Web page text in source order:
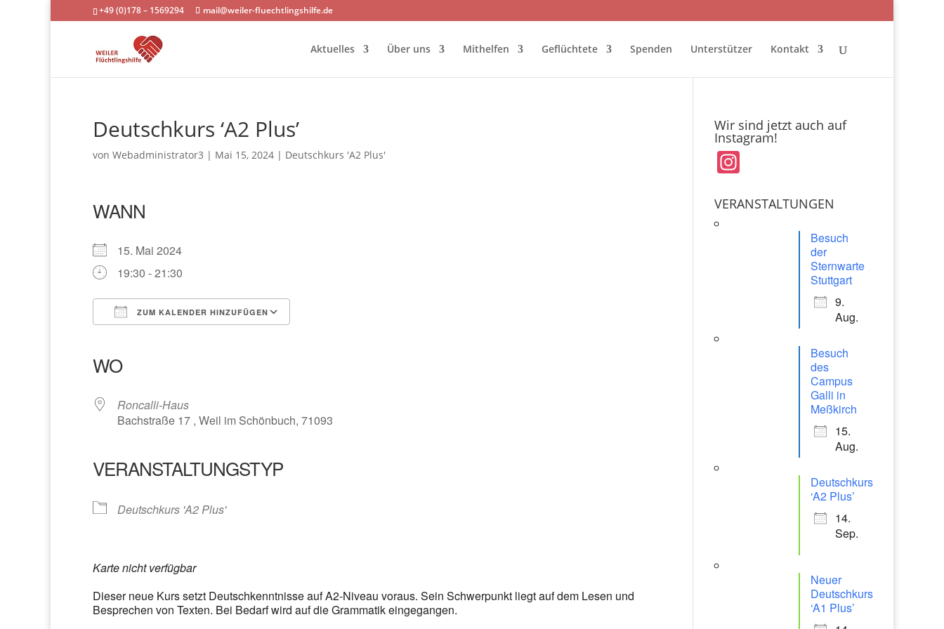
+49 (0)178 – 1569294 mail@weiler-fluechtlingshilfe.de
Aktuelles Über uns Mithelfen Geflüchtete Spenden Unterstützer Kontakt
Deutschkurs ‘A2 Plus’
von Webadministrator3 | Mai 15, 2024 | Deutschkurs 'A2 Plus'
WANN
15. Mai 2024
19:30 - 21:30
ZUM KALENDER HINZUFÜGEN
WO
Roncalli-Haus
Bachstraße 17 , Weil im Schönbuch, 71093
VERANSTALTUNGSTYP
Deutschkurs 'A2 Plus'
Karte nicht verfügbar
Dieser neue Kurs setzt Deutschkenntnisse auf A2-Niveau voraus. Sein Schwerpunkt liegt auf dem Lesen und
Besprechen von Texten. Bei Bedarf wird auf die Grammatik eingegangen.
Wir sind jetzt auch auf
Instagram!
In
a
VERANSTALTUNGEN
Besuch
der
Sternwarte
Stuttgart
9.
Aug.
Besuch
des
Campus
Galli in
Meßkirch
15.
Aug.
Deutschkurs
‘A2 Plus’
14.
Sep.
Neuer
Deutschkurs
‘A1 Plus’